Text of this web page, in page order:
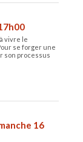
vivre le
se forger une
son processus
16